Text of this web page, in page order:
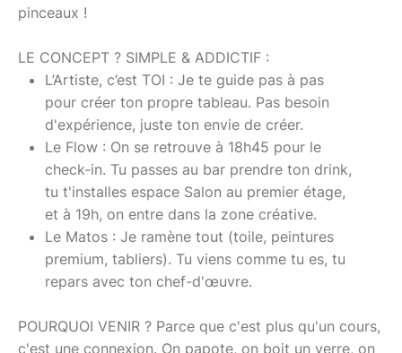
pinceaux !
LE CONCEPT ? SIMPLE & ADDICTIF :
L’Artiste, c’est TOI : Je te guide pas à pas
pour créer ton propre tableau. Pas besoin
d'expérience, juste ton envie de créer.
Le Flow : On se retrouve à 18h45 pour le
check-in. Tu passes au bar prendre ton drink,
tu t'installes espace Salon au premier étage,
et à 19h, on entre dans la zone créative.
Le Matos : Je ramène tout (toile, peintures
premium, tabliers). Tu viens comme tu es, tu
repars avec ton chef-d'œuvre.
POURQUOI VENIR ? Parce que c'est plus qu'un cours,
c'est une connexion. On papote, on boit un verre, on